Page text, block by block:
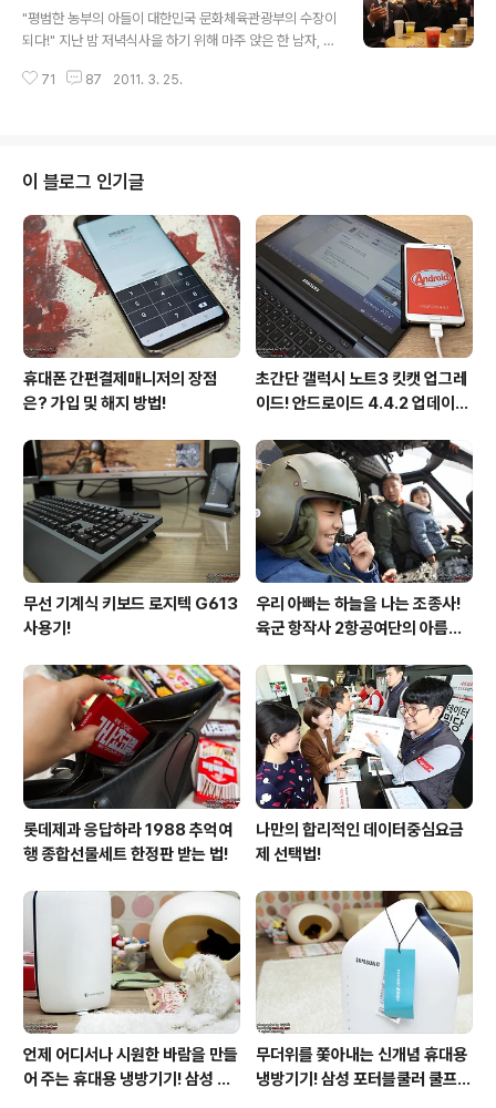
론을 거쳐 하나의 결론을 내린다는 민주주의 정치의 본질
을 상징한다고 하였다. "무슨 일로 방문하셨습니까?" "봄나
는 않았다. 하지만 국회의사당은 영등포구에서 가장 중요
"평범한 농부의 아들이 대한민국 문화체육관광부의 수장이
되다!" 지난 밤 저녁식사을 하기 위해 마주 앉은 한 남자, 5
있었다. 바로 이 남자가 현재 대한민국 문화체육관광부 장
듣도 보도 못한 영화와 연극을 처음 접하며 문화에 대한 막
연한 동경과 매력에 흠뻑 심취하게 되었다고 한다. 물론 그
이면에는 재미있는 비하인드 스토리도 있었다. 대학생이었
던 그는 혈기 왕성한 청춘답게 여자들을 꼬시기 위해 학교
근처에 위치한 블란서문화원을 제 집처럼 드나들었다고 한
다. "결국은 영화와 사랑에 빠지..
71 87 2011. 3. 25.
이 블로그 인기글
휴대폰 간편결제매니저의 장점
은? 가입 및 해지 방법!
초간단 갤럭시 노트3 킷캣 업그레
이드! 안드로이드 4.4.2 업데이트
무선 기계식 키보드 로지텍 G613
사용기!
우리 아빠는 하늘을 나는 조종사!
육군 항작사 2항공여단의 아름다
롯데제과 응답하라 1988 추억여
행 종합선물세트 한정판 받는 법!
나만의 합리적인 데이터중심요금
제 선택법!
언제 어디서나 시원한 바람을 만들
어 주는 휴대용 냉방기기! 삼성 포
무더위를 쫓아내는 신개념 휴대용
냉방기기! 삼성 포터블쿨러 쿨프레